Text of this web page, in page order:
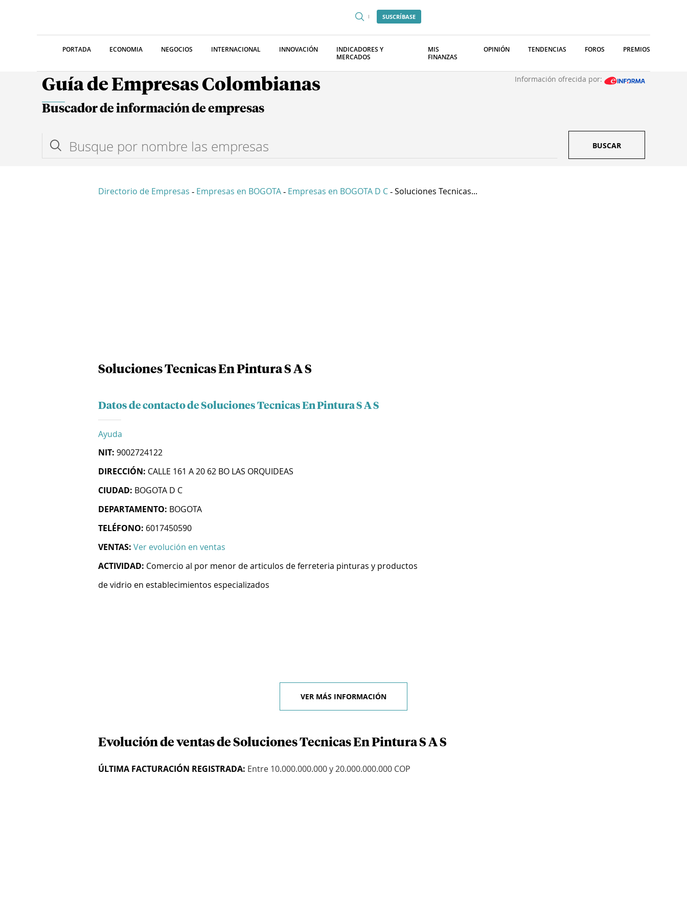
SUSCRÍBASE
PORTADA ECONOMIA NEGOCIOS INTERNACIONAL INNOVACIÓN
INDICADORES Y
MERCADOS
MIS
FINANZAS
OPINIÓN TENDENCIAS FOROS PREMIOS
Guía de Empresas Colombianas Información ofrecida por:
Buscador de información de empresas
BUSCAR
Directorio de Empresas - Empresas en BOGOTA - Empresas en BOGOTA D C - Soluciones Tecnicas...
Soluciones Tecnicas En Pintura S A S
Datos de contacto de Soluciones Tecnicas En Pintura S A S
Ayuda
NIT: 9002724122
DIRECCIÓN: CALLE 161 A 20 62 BO LAS ORQUIDEAS
CIUDAD: BOGOTA D C
DEPARTAMENTO: BOGOTA
TELÉFONO: 6017450590
VENTAS: Ver evolución en ventas
ACTIVIDAD: Comercio al por menor de articulos de ferreteria pinturas y productos
de vidrio en establecimientos especializados
VER MÁS INFORMACIÓN
Evolución de ventas de Soluciones Tecnicas En Pintura S A S
ÚLTIMA FACTURACIÓN REGISTRADA: Entre 10.000.000.000 y 20.000.000.000 COP